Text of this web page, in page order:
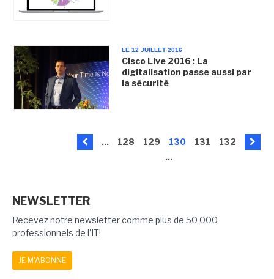
LE 12 JUILLET 2016
Cisco Live 2016 : La
digitalisation passe aussi par
la sécurité
... 128 129 130 131
132
...
NEWSLETTER
Recevez notre newsletter comme plus de 50 000
professionnels de l'IT!
JE M'ABONNE